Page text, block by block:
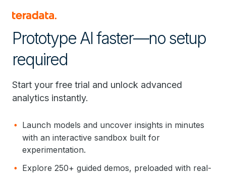
Prototype AI faster—no setup
required
Start your free trial and unlock advanced
analytics instantly.
Launch models and uncover insights in minutes
with an interactive sandbox built for
experimentation.
Explore 250+ guided demos, preloaded with real-